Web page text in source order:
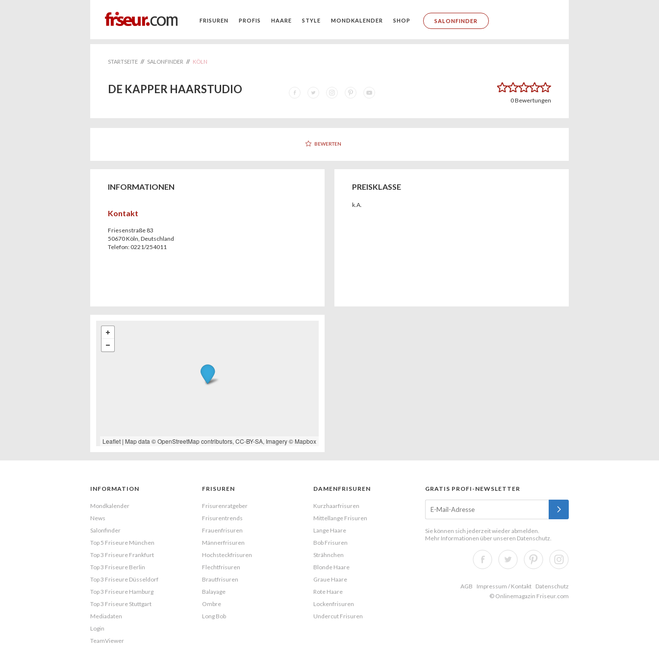
FRISUREN PROFIS HAARE STYLE MONDKALENDER SHOP SALONFINDER
STARTSEITE // SALONFINDER // KÖLN
DE KAPPER HAARSTUDIO
0Bewertungen
BEWERTEN
INFORMATIONEN
Kontakt
Friesenstraße 83
50670Köln, Deutschland
Telefon: 0221/254011
PREISKLASSE
k.A.
Leaflet| Map data ©OpenStreetMapcontributors, CC-BY-SA, Imagery © Mapbox
INFORMATION
Mondkalender
News
Salonfinder
Top 5 Friseure München
Top 3 Friseure Frankfurt
Top 3 Friseure Berlin
Top 3 Friseure Düsseldorf
Top 3 Friseure Hamburg
Top 3 Friseure Stuttgart
Mediadaten
Login
TeamViewer
FRISUREN
Frisurenratgeber
Frisurentrends
Frauenfrisuren
Männerfrisuren
Hochsteckfrisuren
Flechtfrisuren
Brautfrisuren
Balayage
Ombre
Long Bob
DAMENFRISUREN
Kurzhaarfrisuren
Mittellange Frisuren
Lange Haare
Bob Frisuren
Strähnchen
Blonde Haare
Graue Haare
Rote Haare
Lockenfrisuren
Undercut Frisuren
GRATIS PROFI-NEWSLETTER
Sie können sich jederzeit wieder abmelden.
Mehr Informationen über unseren Datenschutz.
AGB Impressum / Kontakt
Datenschutz
© Onlinemagazin Friseur.com